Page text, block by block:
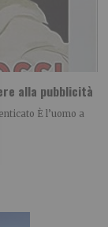
alla pubblicità
È l’uomo a